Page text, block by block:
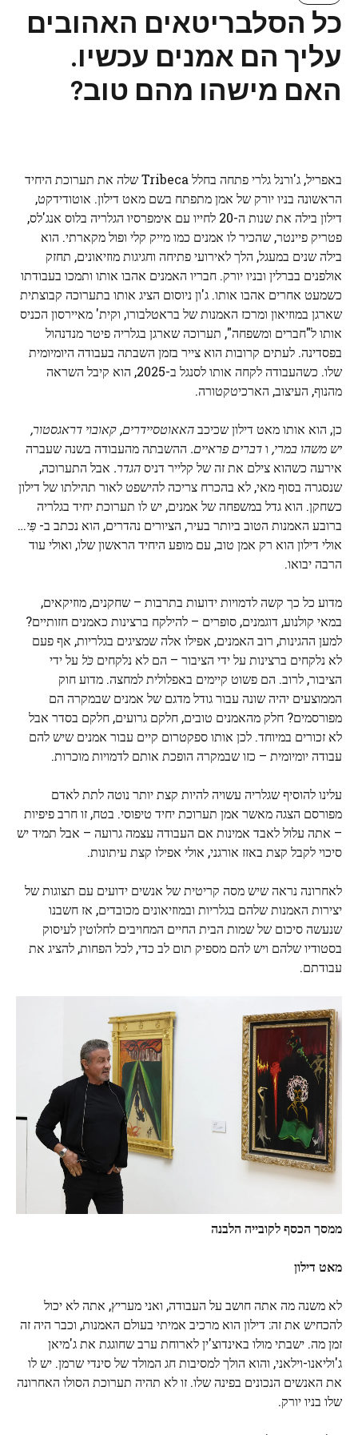
כל הסלבריטאים האהובים
עליך הם אמנים עכשיו.
האם מישהו מהם טוב?
באפריל, ג'ורנל גלרי פתחה בחלל Tribeca שלה את תערוכת היחיד
הראשונה בניו יורק של אמן מתפתח בשם מאט דילון. אוטודידקט,
דילון בילה את שנות ה-20 לחייו עם אימפרסיו הגלריה בלוס אנג'לס,
פטריק פיינטר, שהכיר לו אמנים כמו מייק קלי ופול מקארתי. הוא
בילה שנים במעגל, הלך לאירועי פתיחה וחגיגות מוזיאונים, תחזק
אולפנים בברלין ובניו יורק. חבריו האמנים אהבו אותו ותמכו בעבודתו
כשמעט אחרים אהבו אותו. ג'ון ניוסום הציג אותו בתערוכה קבוצתית
שארגן במוזיאון ומרכז האמנות של בראטלבורו, וקית' מאיירסון הכניס
אותו ל"חברים ומשפחה", תערוכה שארגן בגלריה פיטר מנדנהול
בפסדינה. לעתים קרובות הוא צייר בזמן השבתה בעבודה היומיומית
שלו. כשהעבודה לקחה אותו לסנגל ב-2025, הוא קיבל השראה
מהנוף, העיצוב, הארכיטקטורה.
כן, הוא אותו מאט דילון שכיכבהאאוטסיידרים, קאובוי דראגסטור,
יש משהו במרי, ודברים פראיים. ההשבתה מהעבודה בשנה שעברה
אירעה כשהוא צילם את זה של קלייר דניסהגדר. אבל התערוכה,
שנסגרה בסוף מאי, לא בהכרח צריכה להישפט לאור תהילתו של דילון
כשחקן. הוא גדל במשפחה של אמנים, יש לו תערוכת יחיד בגלריה
ברובע האמנות הטוב ביותר בעיר, הציורים נהדרים, הוא נכתב ב- פִּי…
אולי דילון הוא רק אמן טוב, עם מופע היחיד הראשון שלו, ואולי עוד
הרבה יבואו.
מדוע כל כך קשה לדמויות ידועות בתרבות – שחקנים, מוזיקאים,
במאי קולנוע, דוגמנים, סופרים – להילקח ברצינות כאמנים חזותיים?
למען ההגינות, רוב האמנים, אפילו אלה שמציגים בגלריות, אף פעם
לא נלקחים ברצינות על ידי הציבור – הם לא נלקחים כֹּל על ידי
הציבור, לרוב. הם פשוט קיימים באפלולית למחצה. מדוע חוק
הממוצעים יהיה שונה עבור גודל מדגם של אמנים שבמקרה הם
מפורסמים? חלק מהאמנים טובים, חלקם גרועים, חלקם בסדר אבל
לא זכורים במיוחד. לכן אותו ספקטרום קיים עבור אמנים שיש להם
עבודה יומיומית – כזו שבמקרה הופכת אותם לדמויות מוכרות.
עלינו להוסיף שגלריה עשויה להיות קצת יותר נוטה לתת לאדם
מפורסם הצגה מאשר אמן תערוכת יחיד טיפוסי. בטח, זו חרב פיפיות
– אתה עלול לאבד אמינות אם העבודה עצמה גרועה – אבל תמיד יש
סיכוי לקבל קצת באזז אורגני, אולי אפילו קצת עיתונות.
לאחרונה נראה שיש מסה קריטית של אנשים ידועים עם תצוגות של
יצירות האמנות שלהם בגלריות ובמוזיאונים מכובדים, אז חשבנו
שנעשה סיכום של שמות הבית החיים המחויבים לחלוטין לעיסוק
בסטודיו שלהם ויש להם מספיק תום לב כדי, לכל הפחות, להציג את
עבודתם.
ממסך הכסף לקובייה הלבנה
מאט דילון
לא משנה מה אתה חושב על העבודה, ואני מעריץ, אתה לא יכול
להכחיש את זה: דילון הוא מרכיב אמיתי בעולם האמנות, וכבר היה זה
זמן מה. ישבתי מולו באינדוצ'ין לארוחת ערב שחוגגת את ג'מיאן
ג'וליאנו-וילאני, והוא הולך למסיבות חג המולד של סינדי שרמן. יש לו
את האנשים הנכונים בפינה שלו. זו לא תהיה תערוכת הסולו האחרונה
שלו בניו יורק.